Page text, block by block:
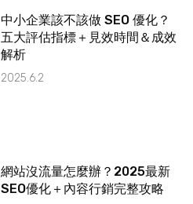
中小企業該不該做 SEO 優化？
五大評估指標＋見效時間＆成效
解析
2025.6.2
網站沒流量怎麼辦？2025最新
SEO優化＋內容行銷完整攻略